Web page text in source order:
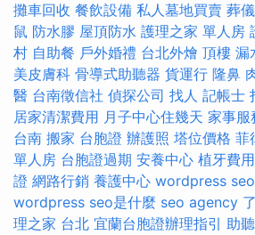
攤車回收 餐飲設備 私人墓地買賣 葬
鼠 防水膠 屋頂防水 護理之家 單人房
村 自助餐 戶外婚禮 台北外燴 頂樓 漏
美皮膚科 骨導式助聽器 貨運行 隆鼻
醫 台南徵信社 偵探公司 找人 記帳士
居家清潔費用 月子中心住幾天 家事服
台南 搬家 台胞證 辦護照 塔位價格 菲
單人房 台胞證過期 安養中心 植牙費用
證 網路行銷 養護中心 wordpress seo
wordpress seo是什麼 seo agency
理之家 台北 宜蘭台胞證辦理指引 助